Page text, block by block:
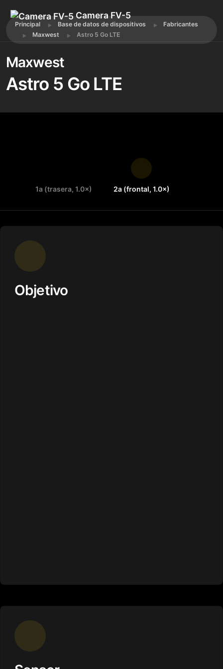
Camera FV-5
Principal Base de datos de dispositivos
Fabricantes
Maxwest
Astro 5 Go LTE
Maxwest
Astro 5 Go LTE
1a (trasera, 1.0×) 2a (frontal, 1.0×)
Objetivo